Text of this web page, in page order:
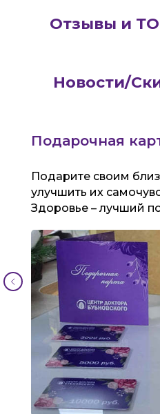
Отзывы и
Новости/
Подарочная
Подарите своим
улучшить их
Здоровье – лучший